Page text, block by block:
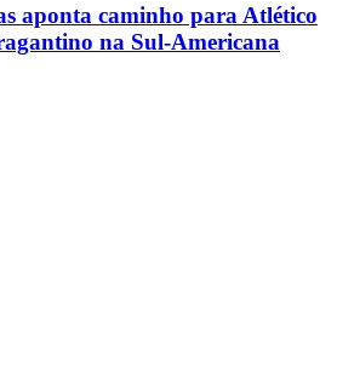
aponta caminho para Atlético
na Sul-Americana